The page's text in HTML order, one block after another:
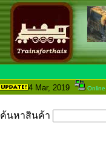
4 Mar, 2019
ค้นหาสินค้า